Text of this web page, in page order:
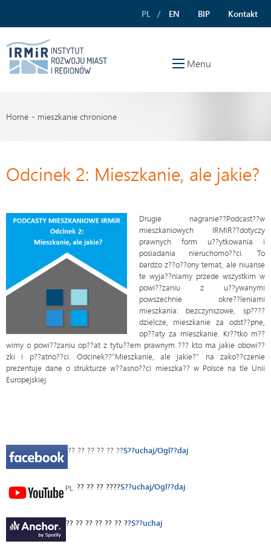
PL EN BIP Kontakt
Menu
Home mieszkanie chronione
Odcinek 2: Mieszkanie, ale jakie?
Drugie nagranie??Podcast??w
mieszkaniowych IRMiR??dotyczy
prawnych form u??ytkowania i
posiadania nieruchomo??ci. To
bardzo z??o??ony temat, ale niuanse
te wyja??niamy przede wszystkim w
powi??zaniu z u??ywanymi
powszechnie okre??leniami
mieszkania: bezczynszowe, sp????
dzielcze, mieszkanie za odst??pne,
op??aty za mieszkanie. Kr??tko m??
wimy o powi??zaniu op??at z tytu??em prawnym ??? kto ma jakie obowi??
zki i p??atno??ci. Odcinek??”Mieszkanie, ale jakie?” na zako??czenie
prezentuje dane o strukturze w??asno??ci mieszka?? w Polsce na tle Unii
Europejskiej.
?? ?? ?? ?? ?? ??S??uchaj/Ogl??daj
?? ?? ?? ????S??uchaj/Ogl??daj
?? ?? ?? ?? ?? ?? ??S??uchaj